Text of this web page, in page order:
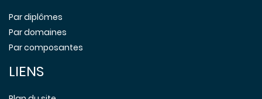
Par diplômes
Par domaines
Par composantes
LIENS